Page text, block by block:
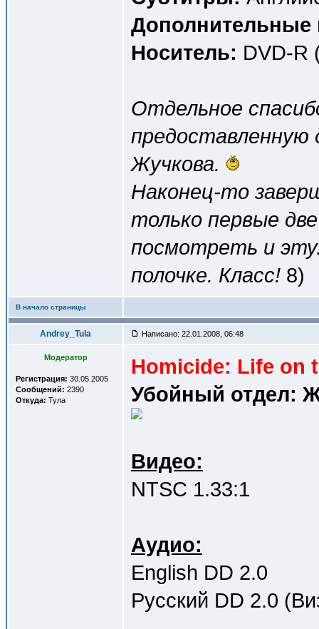
Дополнительные
Носитель: DVD-R
Отдельное
предоставленную
Жучкова.
Наконец-то
только первые
посмотреть и
полочке. Класс! 8)
В начало страницы
Andrey_Tula Написано: 22.01.2008, 06:48
Модератор
Регистрация: 30.05.2005
Сообщений: 2390
Откуда: Тула
Homicide: Life on
Убойный отдел:
Видео:
NTSC 1.33:1
Аудио:
English DD 2.0
Русский DD 2.0